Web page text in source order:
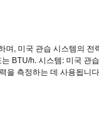
며, 미국 관습 시스템의 전
BTU/h. 시스템: 미국 관
을 측정하는 데 사용됩니